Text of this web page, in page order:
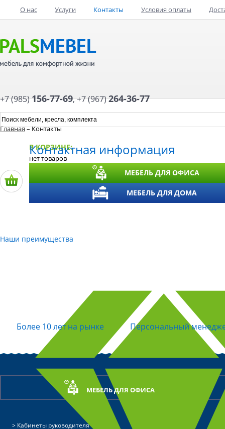
О нас Услуги Контакты Условия оплаты
+7 (985)156-77-69,+7 (967)264-36-77
В КОРЗИНЕ:
нет товаров
МЕБЕЛЬ ДЛЯ ОФИСА
МЕБЕЛЬ ДЛЯ ДОМА
Главная– Контакты
Контактная информация
Наши преимущества
Более 10 лет на рынке Персональный
МЕБЕЛЬ ДЛЯ ОФИСА
Кабинеты руководителя